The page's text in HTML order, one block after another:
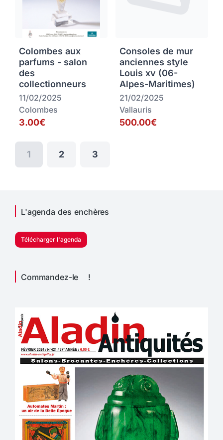
Colombes aux
parfums - salon
des
collectionneurs
11/02/2025
Colombes
3.00€
Consoles de mur
anciennes style
Louis xv (06-
Alpes-Maritimes)
21/02/2025
Vallauris
500.00€
1 2 3
L'agenda des enchères
Télécharger l'agenda
Commandez-le !